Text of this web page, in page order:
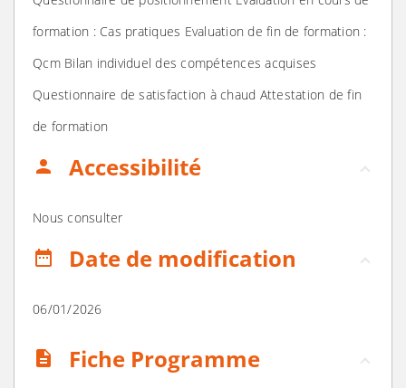
formation : Cas pratiques Evaluation de fin de formation :
Qcm Bilan individuel des compétences acquises
Questionnaire de satisfaction à chaud Attestation de fin
de formation
person Accessibilité
Nous consulter
date_range Date de modification
06/01/2026
description Fiche Programme